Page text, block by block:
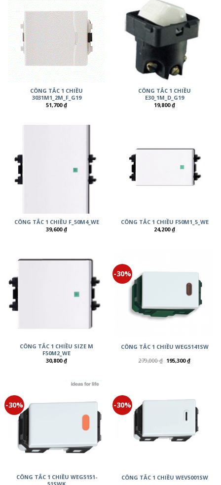
CÔNG TẮC 1 CHIỀU
3031M1_2M_F_G19
51,700₫
CÔNG TẮC 1 CHIỀU
E30_1M_D_G19
19,800₫
CÔNG TẮC 1 CHIỀU F_50M4_WE
39,600₫
CÔNG TẮC 1 CHIỀU F50M1_5_WE
24,200₫
CÔNG TẮC 1 CHIỀU SIZE M
F50M2_WE
30,800₫
-30%
CÔNG TẮC 1 CHIỀU WEG5141SW
279,000₫ 195,300₫
-30%
CÔNG TẮC 1 CHIỀU WEG5151-
-30%
CÔNG TẮC 1 CHIỀU WEV5001SW